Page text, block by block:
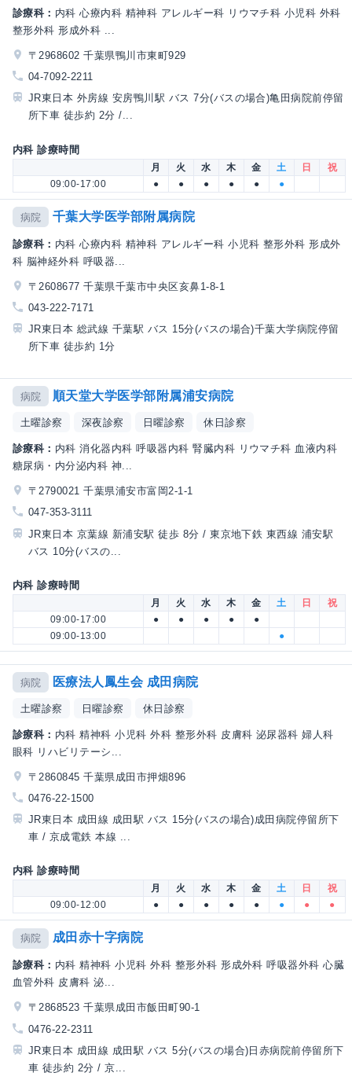
診療科： 内科 心療内科 精神科 アレルギー科 リウマチ科 小児科 外科
整形外科 形成外科 ...
〒2968602 千葉県鴨川市東町929
04-7092-2211
JR東日本 外房線 安房鴨川駅 バス 7分(バスの場合)亀田病院前停留
所下車 徒歩約 2分 /...
内科 診療時間
月 火 水 木 金 土 日
祝
09:00-17:00
● ● ● ● ● ●
病院 千葉大学医学部附属病院
診療科： 内科 心療内科 精神科 アレルギー科 小児科 整形外科 形成外
科 脳神経外科 呼吸器...
〒2608677 千葉県千葉市中央区亥鼻1-8-1
043-222-7171
JR東日本 総武線 千葉駅 バス 15分(バスの場合)千葉大学病院停留
所下車 徒歩約 1分
病院 順天堂大学医学部附属浦安病院
土曜診察 深夜診察 日曜診察 休日診察
診療科： 内科 消化器内科 呼吸器内科 腎臓内科 リウマチ科 血液内科
糖尿病・内分泌内科 神...
〒2790021 千葉県浦安市富岡2-1-1
047-353-3111
JR東日本 京葉線 新浦安駅 徒歩 8分 / 東京地下鉄 東西線 浦安駅
バス 10分(バスの...
内科 診療時間
月 火 水 木 金 土 日
祝
09:00-17:00
● ● ● ●
●
09:00-13:00
●
病院 医療法人鳳生会 成田病院
土曜診察 日曜診察 休日診察
診療科： 内科 精神科 小児科 外科 整形外科 皮膚科 泌尿器科 婦人科
眼科 リハビリテーシ...
〒2860845 千葉県成田市押畑896
0476-22-1500
JR東日本 成田線 成田駅 バス 15分(バスの場合)成田病院停留所下
車 / 京成電鉄 本線 ...
内科 診療時間
月 火 水 木 金 土 日
祝
09:00-12:00
● ● ● ● ● ● ● ●
病院 成田赤十字病院
診療科： 内科 精神科 小児科 外科 整形外科 形成外科 呼吸器外科 心臓
血管外科 皮膚科 泌...
〒2868523 千葉県成田市飯田町90-1
0476-22-2311
JR東日本 成田線 成田駅 バス 5分(バスの場合)日赤病院前停留所下
車 徒歩約 2分 / 京...